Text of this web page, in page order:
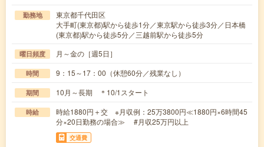
勤務地
東京都千代田区
大手町(東京都)駅から徒歩1分／東京駅から徒歩3分／日本橋
(東京都)駅から徒歩5分／三越前駅から徒歩5分
曜日頻度 月～金の［週5日］
時間 9：15～17：00（休憩60分／残業なし）
期間 10月～長期 ＊10/1スタート
時給
時給1880円＋交 ※月収例：25万3800円≪1880円×6時間45
分×20日勤務の場合≫ #月収25万円以上
交通費